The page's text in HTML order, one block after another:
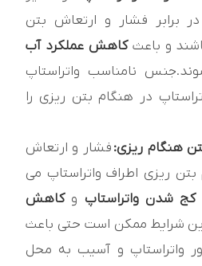
برابر فشار و ارتعاش بتن
و باعثکاهش عملکرد آب
نامناسب واتراستاپ
در هنگام بتن ریزی را
هنگام ریزی:فشار و ارتعاش
ریزی اطراف واتراستاپ می
کج شدن واتراستاپ وکاهش
شرایط ممکن است حتی باعث
واتراستاپ و آسیب به محل